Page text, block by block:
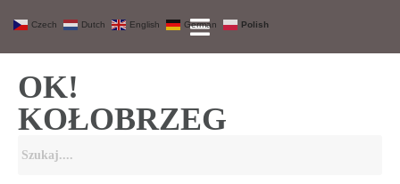
OK!
KOŁOBRZEG
Czech Dutch English German Polish